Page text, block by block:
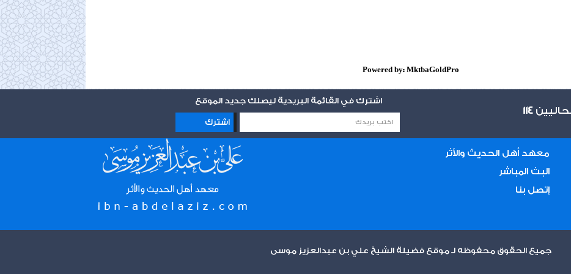
Powered by: MktbaGoldPro
114
اشترك في القائمة البريدية ليصلك جديد الموقع
معهد أهل الحديث والأثر
البث المباشر
إتصل بنا
جميع الحقوق محفوظه لـ موقع فضيلة الشيخ علي بن عبدالعزيز موسى